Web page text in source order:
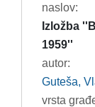
naslov:
Izložba
1959''
autor:
Guteša,
vrsta